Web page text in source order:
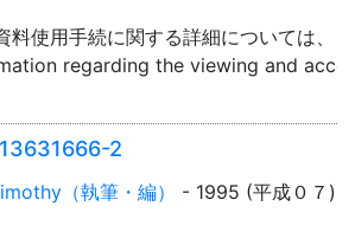
料使用手続に関する詳細については、「
regarding the viewing and
2
（執筆・編） - 1995 (平成０７)